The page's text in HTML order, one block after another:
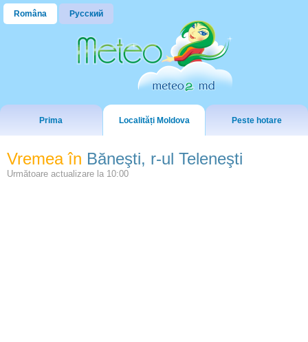
Româna Русский
Prima Localități Moldova Peste hotare
Vremea în Băneşti, r-ul Teleneşti
Următoare actualizare la 10:00